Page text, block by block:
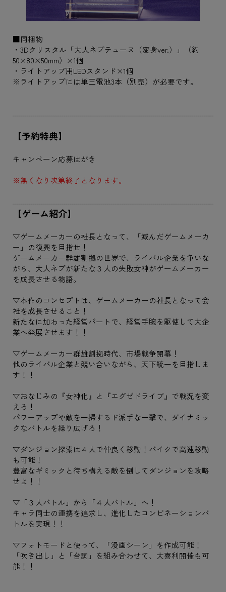
■同梱物
・3Dクリスタル「大人ネプテューヌ（変身ver.）」（約
50×80×50mm）×1個
・ライトアップ用LEDスタンド×1個
※ライトアップには単三電池3本（別売）が必要です。
【予約特典】
キャンペーン応募はがき
※無くなり次第終了となります。
【ゲーム紹介】
▽ゲームメーカーの社長となって、「滅んだゲームメーカ
ー」の復興を目指せ！
ゲームメーカー群雄割拠の世界で、ライバル企業を争いな
がら、大人ネプが新たな３人の失敗女神がゲームメーカー
を成長させる物語。
▽本作のコンセプトは、ゲームメーカーの社長となって会
社を成長させること！
新たなに加わった経営パートで、経営手腕を駆使して大企
業へ発展させます！！
▽ゲームメーカー群雄割拠時代、市場戦争開幕！
他のライバル企業と競い合いながら、天下統一を目指しま
す！！
▽おなじみの『女神化』と『エグゼドライブ』で戦況を変
えろ！
パワーアップや敵を一掃するド派手な一撃で、ダイナミッ
クなバトルを繰り広げろ！
▽ダンジョン探索は４人で仲良く移動！バイクで高速移動
も可能！
豊富なギミックと待ち構える敵を倒してダンジョンを攻略
せよ！！
▽「３人バトル」から「４人バトル」へ！
キャラ同士の連携を追求し、進化したコンビネーションバ
トルを実現！！
▽フォトモードと使って、「漫画シーン」を作成可能！
「吹き出し」と「台詞」を組み合わせて、大喜利開催も可
能！！